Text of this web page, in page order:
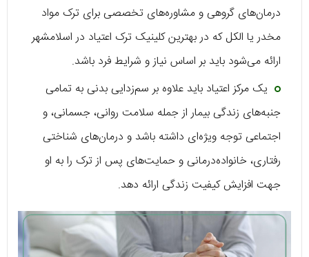
درمان‌های گروهی و مشاوره‌های تخصصی برای ترک مواد
مخدر یا الکل که در بهترین کلینیک ترک اعتیاد در اسلامشهر
ارائه می‌شود باید بر اساس نیاز و شرایط فرد باشد.
یک مرکز اعتیاد باید علاوه بر سم‌زدایی بدنی به تمامی
جنبه‌های زندگی بیمار از جمله سلامت روانی، جسمانی، و
اجتماعی توجه ویژه‌ای داشته باشد و درمان‌های شناختی
رفتاری، خانواده‌درمانی و حمایت‌های پس از ترک را به او
جهت افزایش کیفیت زندگی ارائه دهد.